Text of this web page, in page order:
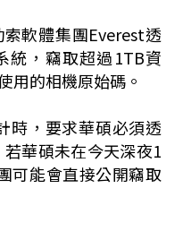
軟體集團Everest透
統，竊取超過1TB資
用的相機原始碼。
時，要求華碩必須透
華碩未在今天深夜1
可能會直接公開竊取